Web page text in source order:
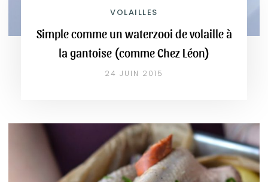
VOLAILLES
Simple comme un waterzooi de volaille à
la gantoise (comme Chez Léon)
24 JUIN 2015